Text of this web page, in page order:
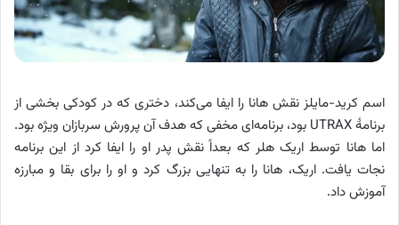
اسم کرید-مایلز نقش هانا را ایفا می‌کند، دختری که در کودکی بخشی از
برنامهٔ UTRAX بود، برنامه‌ای مخفی که هدف آن پرورش سربازان ویژه بود.
اما هانا توسط اریک هلر که بعداً نقش پدر او را ایفا کرد از این برنامه
نجات یافت. اریک، هانا را به تنهایی بزرگ کرد و او را برای بقا و مبارزه
آموزش داد.